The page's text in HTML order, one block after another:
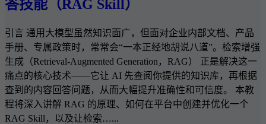
答技能（RAG Skill）
引言 通用大模型虽然知识面广，但面对企业内部文档、产品
手册、专属政策时，常常会“一本正经地胡说八道”。检索增强
生成（Retrieval-Augmented Generation，RAG） 正是解决这一
痛点的核心技术——它让 AI 先查阅你提供的知识库，再根据
查到的内容回答问题，从而大幅提升准确性和可信度。 本教
程将深入讲解 RAG 的原理、如何在平台中创建并优化一个
RAG Skill，以及让检索…...